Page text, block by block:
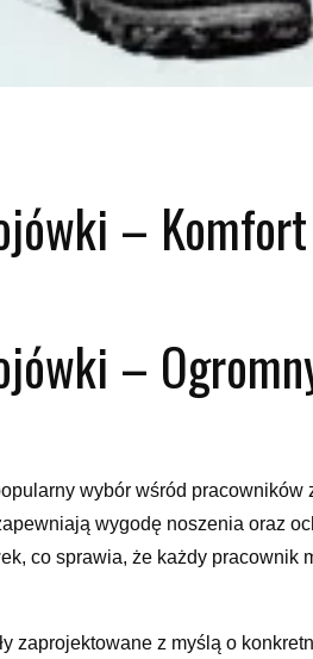
–
–
wybór wśród
wygodę noszenia oraz
co sprawia, że każdy pracownik
zaprojektowane z myślą o